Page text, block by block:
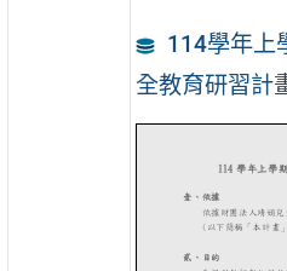
114學年上
全教育研習計